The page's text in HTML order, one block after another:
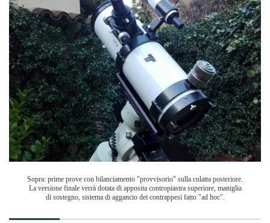
Sopra: prime prove con bilanciamento "provvisorio" sulla culatta posteriore.
La versione finale verrà dotata di apposita contropiastra superiore, maniglia
di sostegno, sistema di aggancio dei contrappesi fatto "ad hoc".